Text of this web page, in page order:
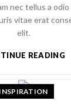
nec tellus a
vitae erat
elit.
READING
INSPIRATION